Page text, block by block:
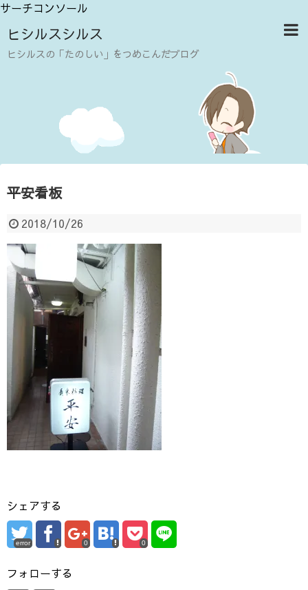
サーチコンソール
ヒシルスシルス
ヒシルスの「たのしい」をつめこんだブログ
平安看板
2018/10/26
シェアする
error 0 0
フォローする